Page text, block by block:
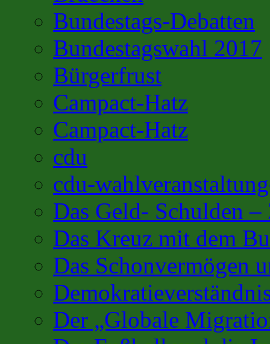
Bundestags-Debatten
Bundestagswahl 2017
Bürgerfrust
Campact-Hatz
Campact-Hatz
cdu
cdu-
Das Geld- Schulden –
Das Kreuz mit dem
Das Schonvermögen
Der „Globale